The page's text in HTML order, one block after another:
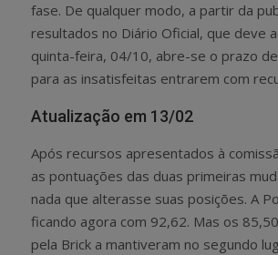
fase. De qualquer modo, a partir da
resultados no Diário Oficial, que deve
quinta-feira, 04/10, abre-se o prazo
para as insatisfeitas entrarem com
Atualização em 13/02
Após recursos apresentados à
as pontuações das duas primeiras
nada que alterasse suas posições. A
ficando agora com 92,62. Mas os
pela Brick a mantiveram no segundo